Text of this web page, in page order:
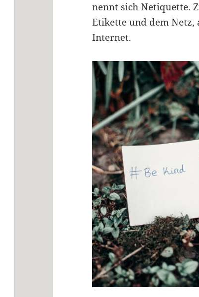
nennt sich Netiquette.
Etikette und dem
Internet.